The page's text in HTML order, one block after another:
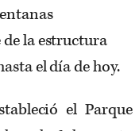
la estructura
el día de hoy.
el Parque